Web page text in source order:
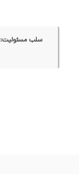
سلب مسئولیت: